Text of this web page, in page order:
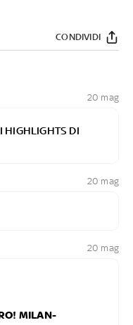
CONDIVIDI
20 mag
HIGHLIGHTS DI
20 mag
20 mag
MILAN-